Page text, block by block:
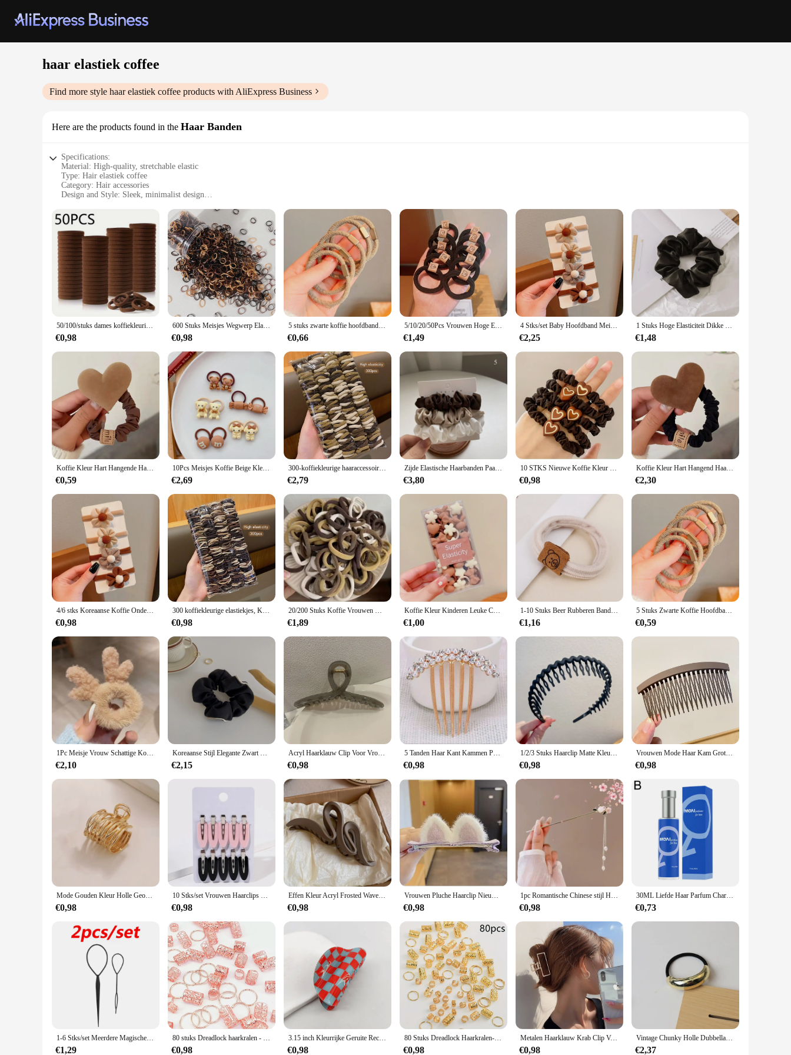
haar elastiek coffee
Find more style haar elastiek coffee products with AliExpress Business
Here are the products found in the Haar Banden
Specifications:
Material: High-quality, stretchable elastic
Type: Hair elastiek coffee
Category: Hair accessories
Design and Style: Sleek, minimalist design
Typical Adaptive Scenario: Daily wear, casual to formal occasions
Performance and Property: Durable, comfortable, non-slip grip
Features:
|Wholesale|Vendors|
**Versatile and Stylish**
The haar elastiek coffee is a versatile hair accessory that can seamlessly transition from casual outings to more formal events. Its sleek, minimalist design ensures that it complements any hairstyle,
while its high-quality, stretchable elastic material provides a comfortable and secure grip, preventing slippage throughout the day. Whether you're looking to keep your hair in place during a workout
or add a touch of elegance to your evening attire, this hair elastiek coffee is the perfect choice.
Crafted from durable materials, this haar elastiek coffee is designed to withstand daily wear and tear. The non-slip grip ensures that your hair stays securely in place, eliminating the need for constant
readjustments. The elasticity of the band allows for a snug fit, minimizing the risk of breakage or damage to your hair. This makes it a practical choice for anyone looking for a reliable hair accessory
**Ease of Use and Convenience**
The haar elastiek coffee is not only stylish but also incredibly easy to use. Simply stretch the band over your hair, and it will conform to your head shape, providing a comfortable and secure hold. The
lightweight design ensures that it won't weigh down your hair, making it ideal for long-term wear. Its compact size makes it easy to carry in your purse or pocket, ensuring you're always prepared for
those moments when you need to keep your hair in place. Whether you're a professional looking for a reliable hair accessory or a consumer seeking a convenient solution for your hair styling needs,
this haar elastiek coffee is the perfect choice.
50/100/stuks dames koffiekleurige haarband, elastische rubberen band, dik en zwaar krullend haar zonder schade
€0,98
600 Stuks Meisjes Wegwerp Elastiekjes Koffie Kleur Haarbanden Kinderen Kauwgom Voor Paardenstaart Houden Scrunchie Kids Haaraccessoires
€0,98
5 stuks zwarte koffie hoofdband set hoge elastische stropdas haar Koreaanse paardenstaart riem naadloos minimalisme haar touw armband
€0,66
5/10/20/50Pcs Vrouwen Hoge Elastische Haarbanden, Paardenstaart Houder Schattige Koffie Beer Rubberen Band Mode Haar
€1,49
4 Stks/set Baby Hoofdband Meisje Bloem Strik Hoofdband Prinses Elastische Rubberen Band Koffie Gekleurde Hoofdband Kinderen Haaraccessoires
€2,25
1 Stuks Hoge Elasticiteit Dikke Darm Haartouw Voor Vrouwen Imitatie Zijde Haar Accessorie Koffie Kleur Paardenstaart Hold Rubberen Band
€1,48
Koffie Kleur Hart Hangende Haar Touw Meisje Schattige Strik Haar Stropdassen Elastische Rubberen Haarbanden Accessoires Voor Vrouwen Stropdassen
€0,59
10Pcs Meisjes Koffie Beige Kleine Size Chouchou Kinderen Leuke Cartoon Elastische Haarbanden Hoofddeksels Voor Kinderen Baby Haar Accessoires
€2,69
300-koffiekleurige haaraccessoires in Koreaanse stijl met naadloze elastiekjes, geschikt voor dagelijks gebruik
€2,79
Zijde Elastische Haarbanden Paardenstaart Houder Haar Stropdas Handgemaakte Wit Zwart Koffie Haar Elastieken 3Pcs Zijdeachtig Satijn Scrunchies Hoofddeksels
€3,80
10 STKS Nieuwe Koffie Kleur Liefde Hangende Haarband, meisje Leuke Strik Haarband Elastische Rubberen Haarbanden Haaraccessoires Voor Vrouwen
€0,98
Koffie Kleur Hart Hangend Haar Touw Meisje Leuke Strik Haarbanden Elastische Rubberen Haarbanden Haaraccessoires Voor Vrouwen
€2,30
4/6 stks Koreaanse Koffie Ondersteuning Elastische Haarbanden Kinderen Haar Touw Banden Hoofddeksels Meisjes Kinderen Haar Accessorie Hot
€0,98
300 koffiekleurige elastiekjes, Koreaanse versie, elastische en duurzame hoofdband geschikt voor dagelijks gebruik als haaraccessoire
€0,98
20/200 Stuks Koffie Vrouwen Meisje Gemengde Kleuren Haarbanden Basis Haarbanden Elastische Hoofdband Haar Scrunchies Accessoires Paardenstaart Houder
€1,89
Koffie Kleur Kinderen Leuke Cartoon Haar Touw Baby Duimlus Doet Geen Pijn Elastiekje Hoofddeksels Baby Stropdas Hoofd Kleine Trek
€1,00
1-10 Stuks Beer Rubberen Band Hoge Elastische Haarring Vrouwen Elegante Effen Kleur Scrunchie Paardenstaart Houden Schattige Koffie Haar Stropdas Groothandel
€1,16
5 Stuks Zwarte Koffie Hoofdband Set Minimalisme Hoge Elastische Gedurfde Haarlus Naadloze Band Haar Touw Armband Voor Gehaktbal Hoofd
€0,59
1Pc Meisje Vrouw Schattige Koffie Gewei Elastische Rubberen Band Haar Stropdassen Scrunchies Hoofdtooi Haar Toegang Pluche Kat Oor Pluche Haar Touw
€2,10
Koreaanse Stijl Elegante Zwart Wit Haar Scrunchies Melk Koffie Kleur Grote Darm Haar Ring Vrouwen Hair Ties Meisjes Hoofddeksels Nieuwe
€2,15
Acryl Haarklauw Clip Voor Vrouwen Meisje Koreaans Transparant Gelei Kleur Plastic Haar Krab Clip Paardenstaart Haarspeldjes Haaraccessoires
€0,98
5 Tanden Haar Kant Kammen Parel Kristal Haarspeld Kam Bruiloft Bruids Strass Parel Kristal Haar Kam Klauw Haarspeld Haar Accessoire
€0,98
1/2/3 Stuks Haarclip Matte Kleur Hoofdband Dames Antislip Band Tanden Eenvoudige Druk Hoofdband Gezicht Hoofdband Haaraccessoires
€0,98
Vrouwen Mode Haar Kam Grote Eenvoudige Haarspeld Pony Vaste Opstelling Gebroken Haar Hoofdband Rug Kam Haar Accessoires
€0,98
Mode Gouden Kleur Holle Geometrische Haarclips Metalen Haarklauw Kruis Haarclip Hoofdband Haarspeld Haar Krab Vrouwen Haaraccessoires
€0,98
10 Stks/set Vrouwen Haarclips Side Pony Fix Fringebarrette Make-Up Tools Vrouwelijke Dames Meisjes Headwearhairpin Haaraccessoires
€0,98
Effen Kleur Acryl Frosted Wave Haarklauwen Voor Vrouwen Eenvoudige Veelzijdige Rug Hoofd Haai Clip Franse Temperament Haaraccessoires
€0,98
Vrouwen Pluche Haarclip Nieuwe Mode Koreaanse Kleurrijke Kat Oor Haar Clip Vrouwelijke Kleine Haarclip Meisjes Haaraccessoires
€0,98
1pc Romantische Chinese stijl Haaraccessoire Legering Sieraden Dameshaarnaald Geschikt voor dagelijks gebruik Geschenken Meisjes Mode Haarspeld
€0,98
30ML Liefde Haar Parfum Charme Parfum Intieme Partner Sex Parfum Feromoon Parfum Stimuleert Flirt Parfum Natuurlijke
€0,73
1-6 Stks/set Meerdere Magische Haar Gevlochten Tool Vrouwen Meisje Haar Donut Bun Maker Haarspelden Draai Haar Clip Styling Tool Haar Accessoire
€1,29
80 stuks Dreadlock haarkralen - stijlvolle legering haaraccessoires Loc haarsieraden voor vlechten voor meisjes en vrouwen
€0,98
3.15 inch Kleurrijke Geruite Rechthoek Haar Klauw Clips Voor Vrouwen Meisjes Mode Haar Clips Voor Styling Klauw Klemmen
€0,98
80 Stuks Dreadlock Haarkralen-Stijlvolle Legering Haaraccessoires Loc Haar Sieraden Voor Vlechten Voor Meisjes En Vrouwen
€0,98
Metalen Haarklauw Krab Clip Voor Vrouwen Meisjes Koreaanse Antislip Grote Geometrische Barrette Haai Clip Haarspeld Hoofd Parel Haar Accessoires
€0,98
Vintage Chunky Holle Dubbellaags Metalen Haarclips Voor Vrouwen Haarbanden Elastische Scrunchies Haartouwen Mode Haaraccessoires
€2,37